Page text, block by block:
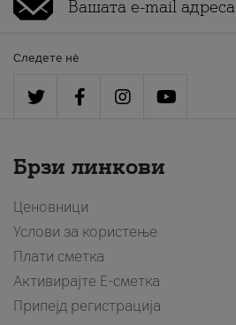
Следете нè
Брзи линкови
Ценовници
Услови за користење
Плати сметка
Активирајте Е-сметка
Припејд регистрација